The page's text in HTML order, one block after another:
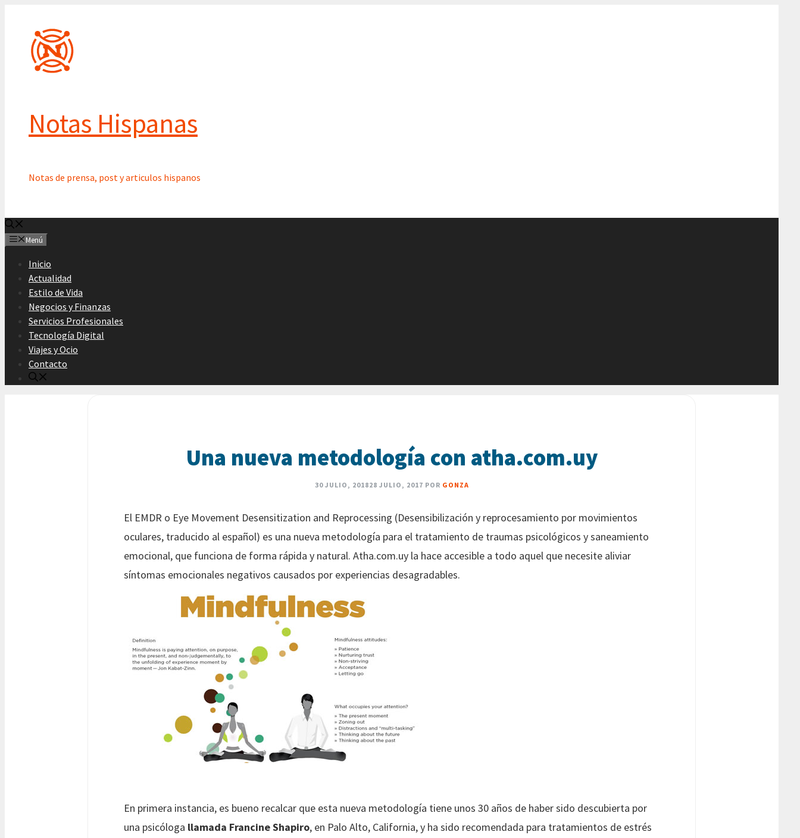
contenido
Notas Hispanas
Notas de prensa, post y articulos hispanos
Menú
Inicio
Actualidad
Estilo de Vida
Negocios y Finanzas
Servicios Profesionales
Tecnología Digital
Viajes y Ocio
Contacto
Una nueva metodología con atha.com.uy
30 JULIO, 201828 JULIO, 2017 POR GONZA
El EMDR o Eye Movement Desensitization and Reprocessing (Desensibilización y reprocesamiento por movimientos
oculares, traducido al español) es una nueva metodología para el tratamiento de traumas psicológicos y saneamiento
emocional, que funciona de forma rápida y natural. Atha.com.uy la hace accesible a todo aquel que necesite aliviar
síntomas emocionales negativos causados por experiencias desagradables.
En primera instancia, es bueno recalcar que esta nueva metodología tiene unos 30 años de haber sido descubierta por
una psicóloga llamada Francine Shapiro, en Palo Alto, California, y ha sido recomendada para tratamientos de estrés